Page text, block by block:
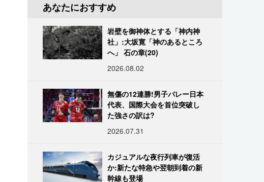
あなたにおすすめ
岩壁を御神体とする「神内神
社」:大坂寛「神のあるところ
へ」 石の章(20)
2026.08.02
無傷の12連勝!男子バレー日本
代表、国際大会を首位突破し
た強さの訳は?
2026.07.31
カジュアルな夜行列車が復活
か:新たな特急や翌朝到着の新
幹線も登場